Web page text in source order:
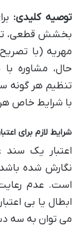
توصیه کلیدی:
بخشش قطعی،
مهریه (با
حال، مشاوره
تنظیم هر گونه
با شرایط خاص
شرایط لازم برای
اعتبار یک
نگارش شده
است. عدم
ابطال یا بی
می توان به سه